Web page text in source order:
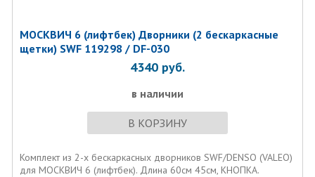
МОСКВИЧ 6 (лифтбек) Дворники (2 бескаркасные
щетки) SWF 119298 / DF-030
4340 руб.
в наличии
В КОРЗИНУ
Комплект из 2-х бескаркасных дворников SWF/DENSO (VALEO)
для МОСКВИЧ 6 (лифтбек). Длина 60см 45см, КНОПКА.